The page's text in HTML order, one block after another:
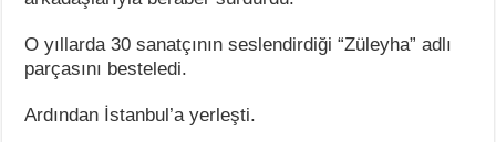
O yıllarda 30 sanatçının seslendirdiği “Züleyha” adlı
parçasını besteledi.
Ardından İstanbul’a yerleşti.